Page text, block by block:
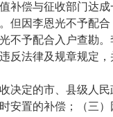
补偿与征收部门达
但因李恩光不予配
不予配合入户查勘
反法律及规章规定，
定的市、县级人民
安置的补偿；（三